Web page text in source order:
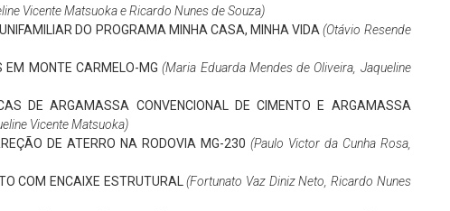
Vicente Matsuoka e Ricardo Nunes de Souza)
DO PROGRAMA MINHA CASA, MINHA VIDA (Otávio Resende
EM MONTE CARMELO-MG (Maria Eduarda Mendes de Oliveira, Jaqueline
DE ARGAMASSA CONVENCIONAL DE CIMENTO E ARGAMASSA
Vicente Matsuoka)
DE ATERRO NA RODOVIA MG-230 (Paulo Victor da Cunha Rosa,
COM ENCAIXE ESTRUTURAL
(Fortunato Vaz Diniz Neto, Ricardo Nunes